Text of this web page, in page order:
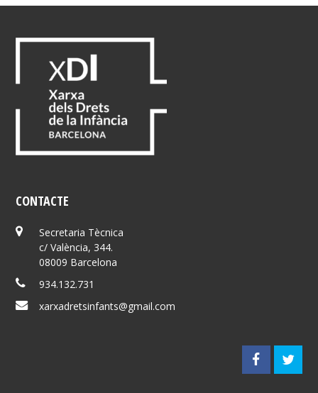
CONTACTE
Secretaria Tècnica
c/ València, 344.
08009 Barcelona
934.132.731
xarxadretsinfants@gmail.com
T